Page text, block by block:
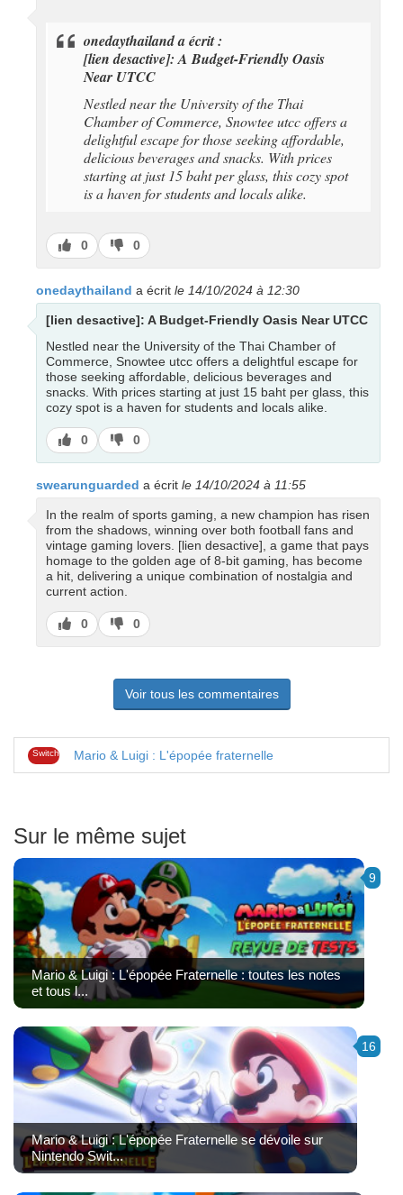
onedaythailand a écrit :
[lien desactive]: A Budget-Friendly Oasis
Near UTCC
Nestled near the University of the Thai
Chamber of Commerce, Snowtee utcc offers a
delightful escape for those seeking affordable,
delicious beverages and snacks. With prices
starting at just 15 baht per glass, this cozy spot
is a haven for students and locals alike.
J’aime
0
J’aime
pas
0
onedaythailand a écrit le 14/10/2024 à 12:30
[lien desactive]: A Budget-Friendly Oasis Near UTCC
Nestled near the University of the Thai Chamber of
Commerce, Snowtee utcc offers a delightful escape for
those seeking affordable, delicious beverages and
snacks. With prices starting at just 15 baht per glass, this
cozy spot is a haven for students and locals alike.
J’aime
0
J’aime
pas
0
swearunguarded a écrit le 14/10/2024 à 11:55
In the realm of sports gaming, a new champion has risen
from the shadows, winning over both football fans and
vintage gaming lovers. [lien desactive], a game that pays
homage to the golden age of 8-bit gaming, has become
a hit, delivering a unique combination of nostalgia and
current action.
J’aime
0
J’aime
pas
0
Voir tous les commentaires
Switch Mario & Luigi : L'épopée fraternelle
Sur le même sujet
9
Mario & Luigi : L'épopée Fraternelle : toutes les notes
et tous l...
16
Mario & Luigi : L'épopée Fraternelle se dévoile sur
Nintendo Swit...